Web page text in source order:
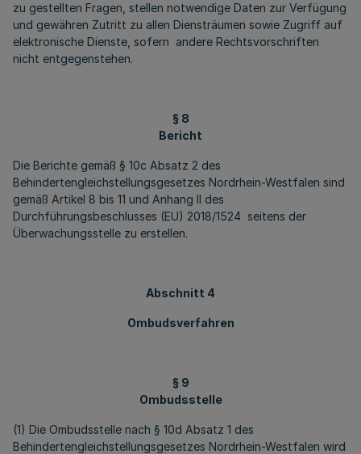
zu gestellten Fragen, stellen notwendige Daten zur Verfügung
und gewähren Zutritt zu allen Diensträumen sowie Zugriff auf
elektronische Dienste, sofern andere Rechtsvorschriften
nicht entgegenstehen.
§ 8
Bericht
Die Berichte gemäß § 10c Absatz 2 des
Behindertengleichstellungsgesetzes Nordrhein-Westfalen sind
gemäß Artikel 8 bis 11 und Anhang II des
Durchführungsbeschlusses (EU) 2018/1524 seitens der
Überwachungsstelle zu erstellen.
Abschnitt 4
Ombudsverfahren
§ 9
Ombudsstelle
(1) Die Ombudsstelle nach § 10d Absatz 1 des
Behindertengleichstellungsgesetzes Nordrhein-Westfalen wird